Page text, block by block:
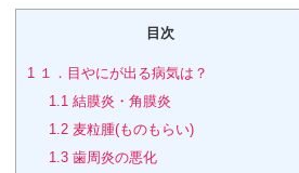
目次
1 １．目やにが出る病気は？
1.1結膜炎・角膜炎
1.2麦粒腫(ものもらい)
1.3歯周炎の悪化